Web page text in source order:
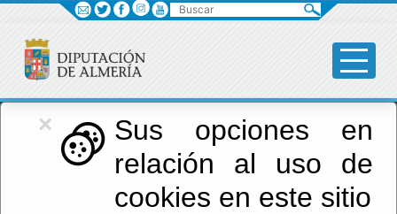
×
Sus opciones en
relación al uso de
cookies en este sitio
Diputación
Menú Diputación
Buscar